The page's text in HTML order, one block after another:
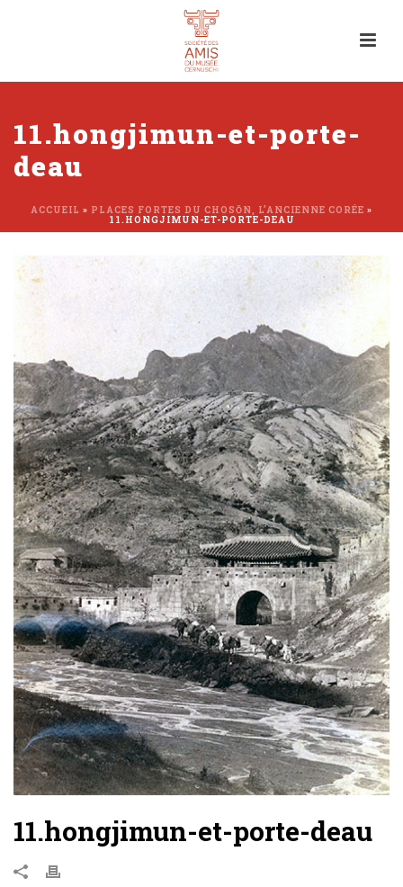
11.hongjimun-et-porte-
deau
ACCUEIL » PLACES FORTES DU CHOSŎN, L’ANCIENNE CORÉE »
11.HONGJIMUN-ET-PORTE-DEAU
11.hongjimun-et-porte-deau